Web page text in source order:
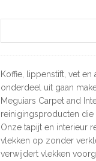
Koffie, lippenstift, vet
onderdeel uit gaan
Meguiars Carpet and
reinigingsproducten die
Onze tapijt en interieur
vlekken op zonder
verwijdert vlekken